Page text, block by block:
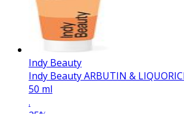
Indy Beauty
Indy Beauty ARBUTIN &
50 ml
.